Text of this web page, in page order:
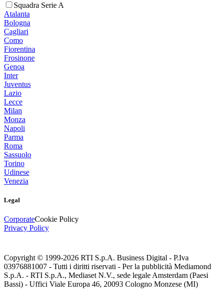
Squadra Serie A
Atalanta
Bologna
Cagliari
Como
Fiorentina
Frosinone
Genoa
Inter
Juventus
Lazio
Lecce
Milan
Monza
Napoli
Parma
Roma
Sassuolo
Torino
Udinese
Venezia
Legal
CorporateCookie Policy
Privacy Policy
Copyright © 1999-2026 RTI S.p.A. Business Digital - P.Iva
03976881007 - Tutti i diritti riservati - Per la pubblicità Mediamond
S.p.A. - RTI S.p.A., Mediaset N.V., sede legale Amsterdam (Paesi
Bassi) - Uffici Viale Europa 46, 20093 Cologno Monzese (MI)